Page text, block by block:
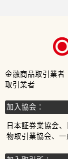
金融商品取引業
取引業者
加入協会：
日本証券業協会
物取引業協会、